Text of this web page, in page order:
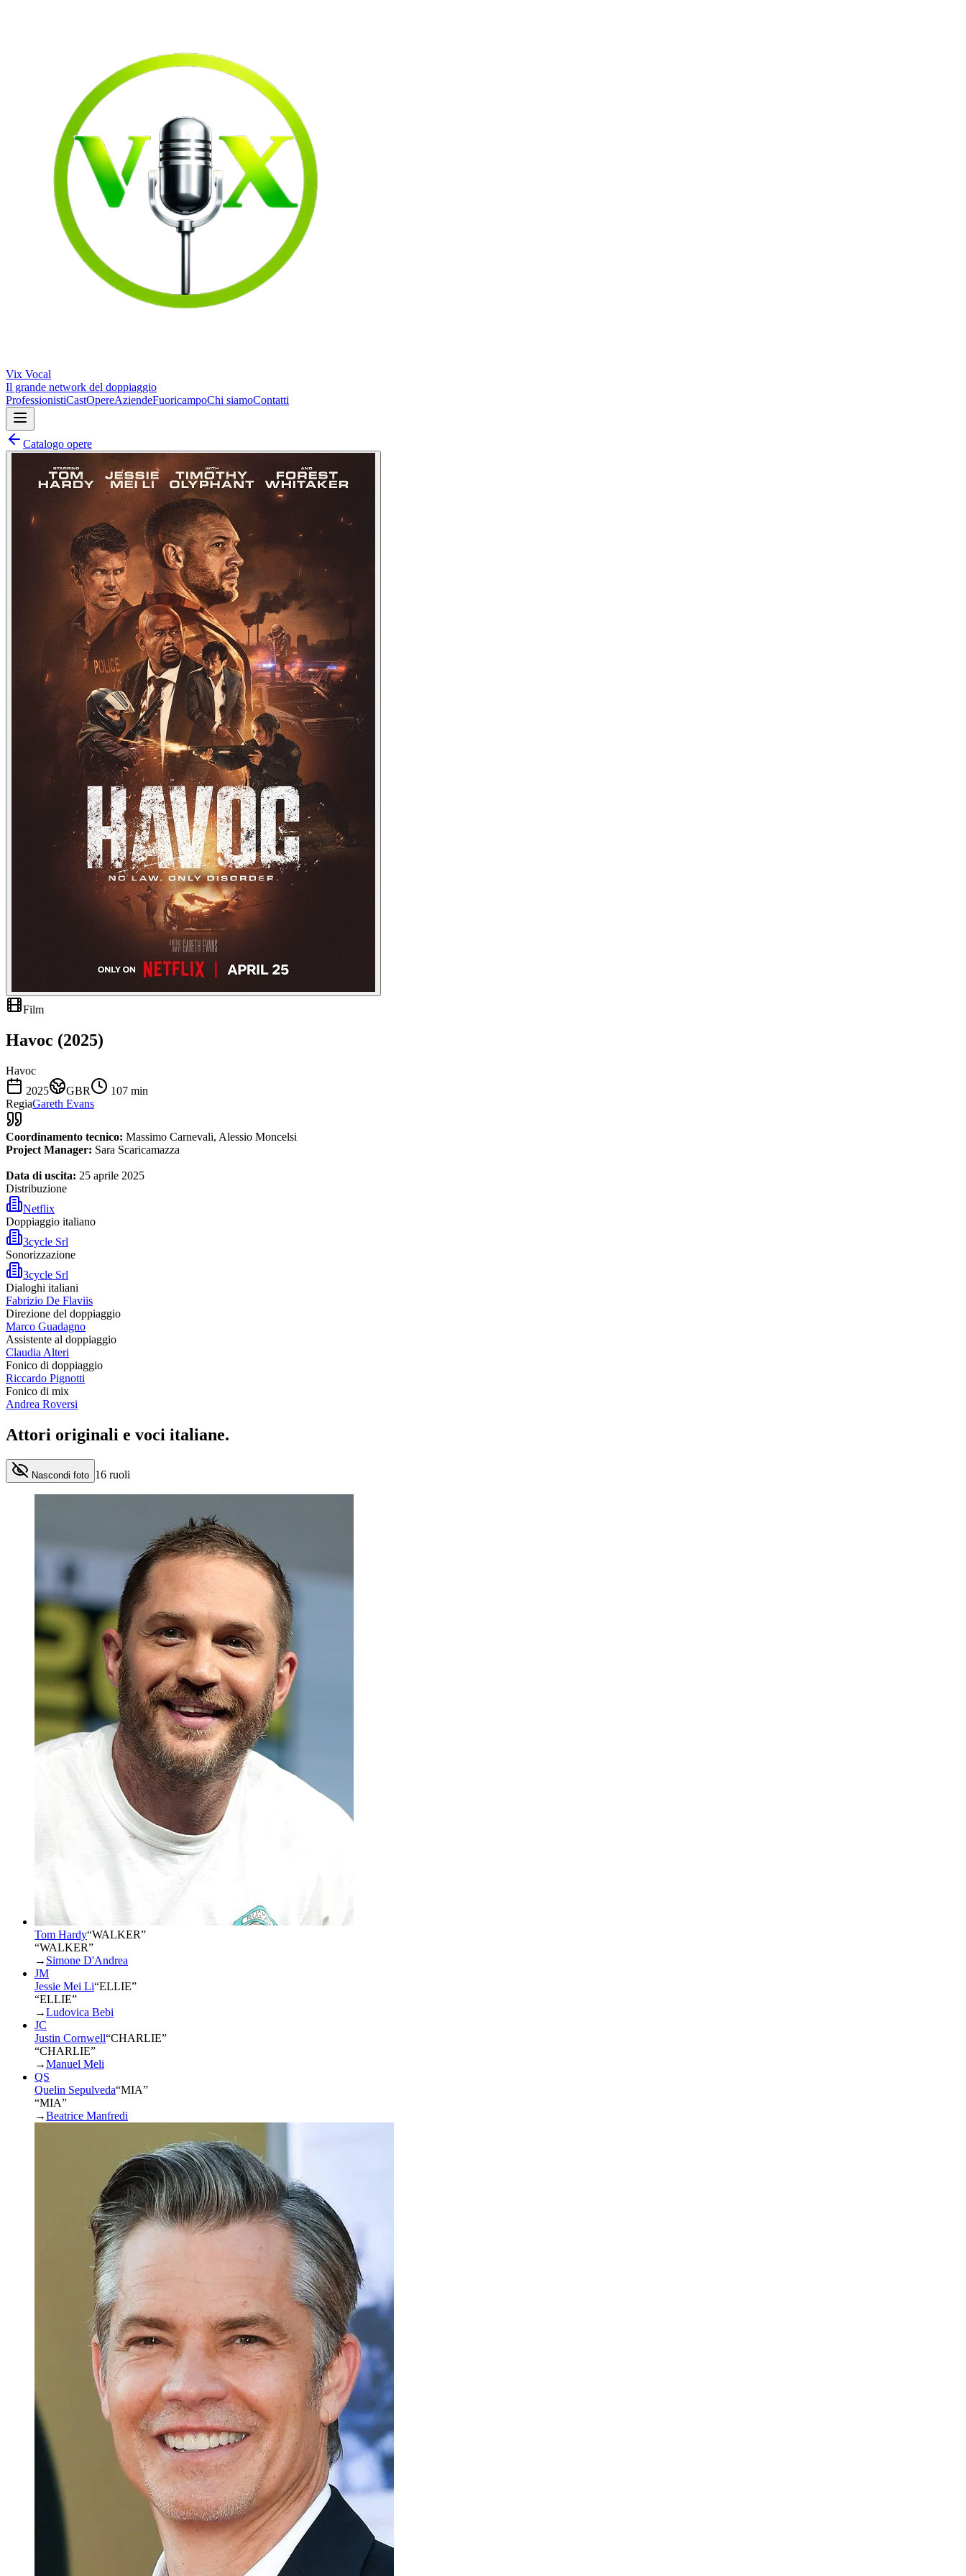
Vix Vocal
Il grande network del doppiaggio
ProfessionistiCastOpereAziendeFuoricampoChi siamoContatti
Catalogo opere
Film
Havoc (2025)
Havoc
2025
GBR 107 min
RegiaGareth Evans
Coordinamento tecnico: Massimo Carnevali, Alessio Moncelsi
Project Manager: Sara Scaricamazza
Data di uscita: 25 aprile 2025
Distribuzione
Netflix
Doppiaggio italiano
3cycle Srl
Sonorizzazione
3cycle Srl
Dialoghi italiani
Fabrizio De Flaviis
Direzione del doppiaggio
Marco Guadagno
Assistente al doppiaggio
Claudia Alteri
Fonico di doppiaggio
Riccardo Pignotti
Fonico di mix
Andrea Roversi
Attori originali e voci italiane.
Nascondi foto 16 ruoli
Tom Hardy“WALKER”
“WALKER”
→ Simone D'Andrea
JM
Jessie Mei Li“ELLIE”
“ELLIE”
→Ludovica Bebi
JC
Justin Cornwell“CHARLIE”
“CHARLIE”
→Manuel Meli
QS
Quelin Sepulveda“MIA”
“MIA”
→Beatrice Manfredi